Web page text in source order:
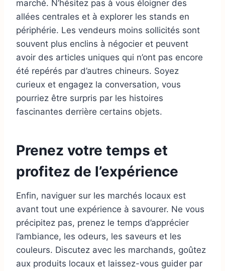
marché. N’hésitez pas à vous éloigner des
allées centrales et à explorer les stands en
périphérie. Les vendeurs moins sollicités sont
souvent plus enclins à négocier et peuvent
avoir des articles uniques qui n’ont pas encore
été repérés par d’autres chineurs. Soyez
curieux et engagez la conversation, vous
pourriez être surpris par les histoires
fascinantes derrière certains objets.
Prenez votre temps et
profitez de l’expérience
Enfin, naviguer sur les marchés locaux est
avant tout une expérience à savourer. Ne vous
précipitez pas, prenez le temps d’apprécier
l’ambiance, les odeurs, les saveurs et les
couleurs. Discutez avec les marchands, goûtez
aux produits locaux et laissez-vous guider par